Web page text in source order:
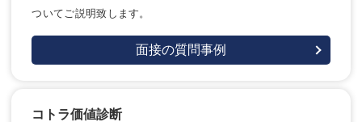
ついてご説明致します。
面接の質問事例
コトラ価値診断